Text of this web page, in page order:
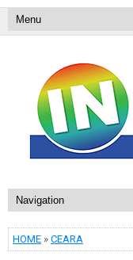
HOME » CEARA